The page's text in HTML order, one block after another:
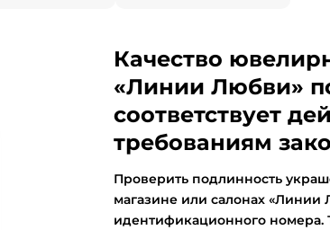
Качество
«Линии Любви»
соответствует
требованиям
Проверить подлинность
магазине или салонах
идентификационного номера.